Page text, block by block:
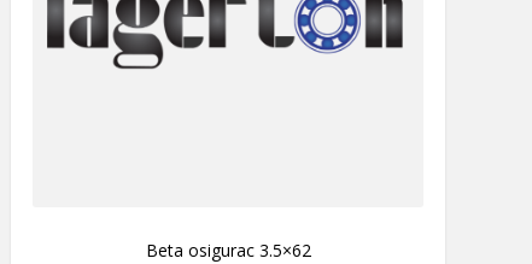
Beta osigurac 3.5×62